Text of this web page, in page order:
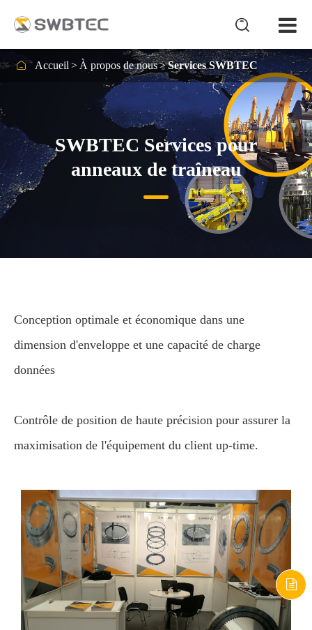

 Accueil À propos de nous Services SWBTEC
SWBTEC Services pour
anneaux de traîneau
Conception optimale et économique dans une
dimension d'enveloppe et une capacité de charge
données
Contrôle de position de haute précision pour assurer la
maximisation de l'équipement du client up-time.